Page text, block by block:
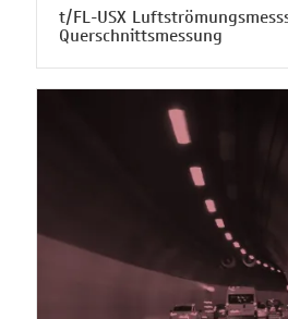
t/FL-USX
Querschnittsmessung